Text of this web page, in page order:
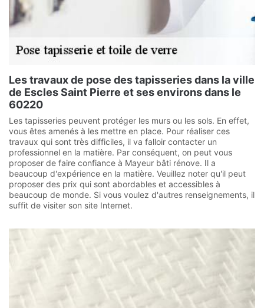
Les travaux de pose des tapisseries dans la ville
de Escles Saint Pierre et ses environs dans le
60220
Les tapisseries peuvent protéger les murs ou les sols. En effet,
vous êtes amenés à les mettre en place. Pour réaliser ces
travaux qui sont très difficiles, il va falloir contacter un
professionnel en la matière. Par conséquent, on peut vous
proposer de faire confiance à Mayeur bâti rénove. Il a
beaucoup d'expérience en la matière. Veuillez noter qu'il peut
proposer des prix qui sont abordables et accessibles à
beaucoup de monde. Si vous voulez d'autres renseignements, il
suffit de visiter son site Internet.